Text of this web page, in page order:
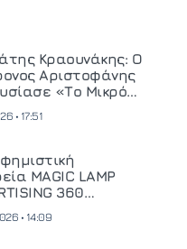
Κραουνάκης: Ο
Αριστοφάνης
«Το Μικρό
• 17:51
MAGIC LAMP
360
• 14:09